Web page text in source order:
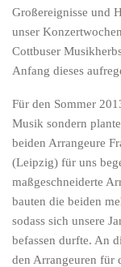
Großereignisse und
unser
Cottbuser
Anfang dieses
Für den Sommer
Musik sondern
beiden Arrangeure
(Leipzig) für uns
maßgeschneiderte
bauten die beiden
sodass sich unsere
befassen durfte. An
den Arrangeuren für